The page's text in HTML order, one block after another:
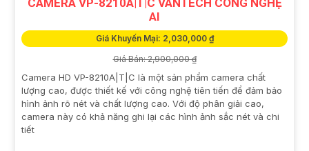
CAMERA VP-8210A|T|C VANTECH CÔNG NGHỆ
AI
Giá Khuyến Mại: 2,030,000 ₫
Giá Bán: 2,900,000 ₫
Camera HD VP-8210A|T|C là một sản phẩm camera chất
lượng cao, được thiết kế với công nghệ tiên tiến để đảm bảo
hình ảnh rõ nét và chất lượng cao. Với độ phân giải cao,
camera này có khả năng ghi lại các hình ảnh sắc nét và chi
tiết